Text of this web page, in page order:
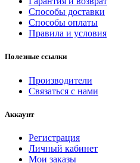
Способы доставки
Способы оплаты
Правила и условия
Полезные ссылки
Производители
Связаться с нами
Аккаунт
Регистрация
Личный кабинет
Мои заказы